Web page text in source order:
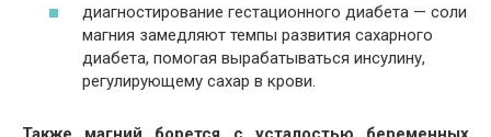
диагностирование гестационного диабета — соли
магния замедляют темпы развития сахарного
диабета, помогая вырабатываться инсулину,
регулирующему сахар в крови.